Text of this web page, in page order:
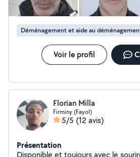
Déménagement et aide au
Voir le profil
Florian Milla
Firminy (Fayol)
5/5 (12 avis)
Présentation
Disponible et toujours avec le